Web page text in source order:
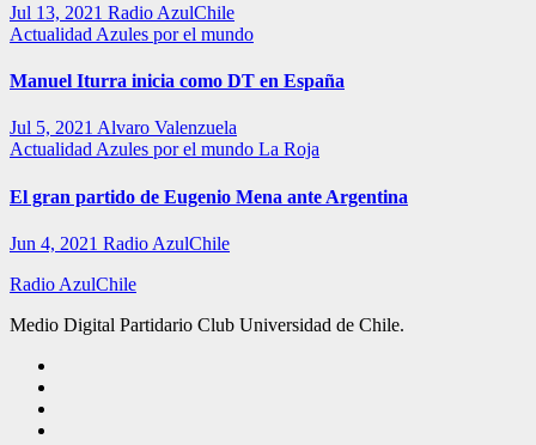
Jul 13, 2021 Radio AzulChile
Actualidad Azules por el mundo
Manuel Iturra inicia como DT en España
Jul 5, 2021 Alvaro Valenzuela
Actualidad Azules por el mundo La Roja
El gran partido de Eugenio Mena ante Argentina
Jun 4, 2021 Radio AzulChile
Radio AzulChile
Medio Digital Partidario Club Universidad de Chile.